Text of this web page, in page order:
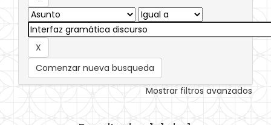
Comenzar nueva busqueda
Mostrar filtros avanzados